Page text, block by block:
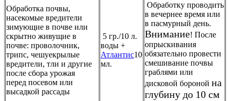
Обработка почвы,
насекомые вредители
зимующие в почве или
скрытно живущие в
почве: проволочник,
трипс, чешуекрылые
вредители, тли и другие
после сбора урожая
перед посевом или
высадкой рассады
5 гр./10 л.
воды +
Атлантис10
мл.
Обработку проводить
в вечернее время или
в пасмурный день.
Внимание! После
опрыскивания
обязательно провести
смешивание почвы
граблями или
дисковой бороной на
глубину до 10 см